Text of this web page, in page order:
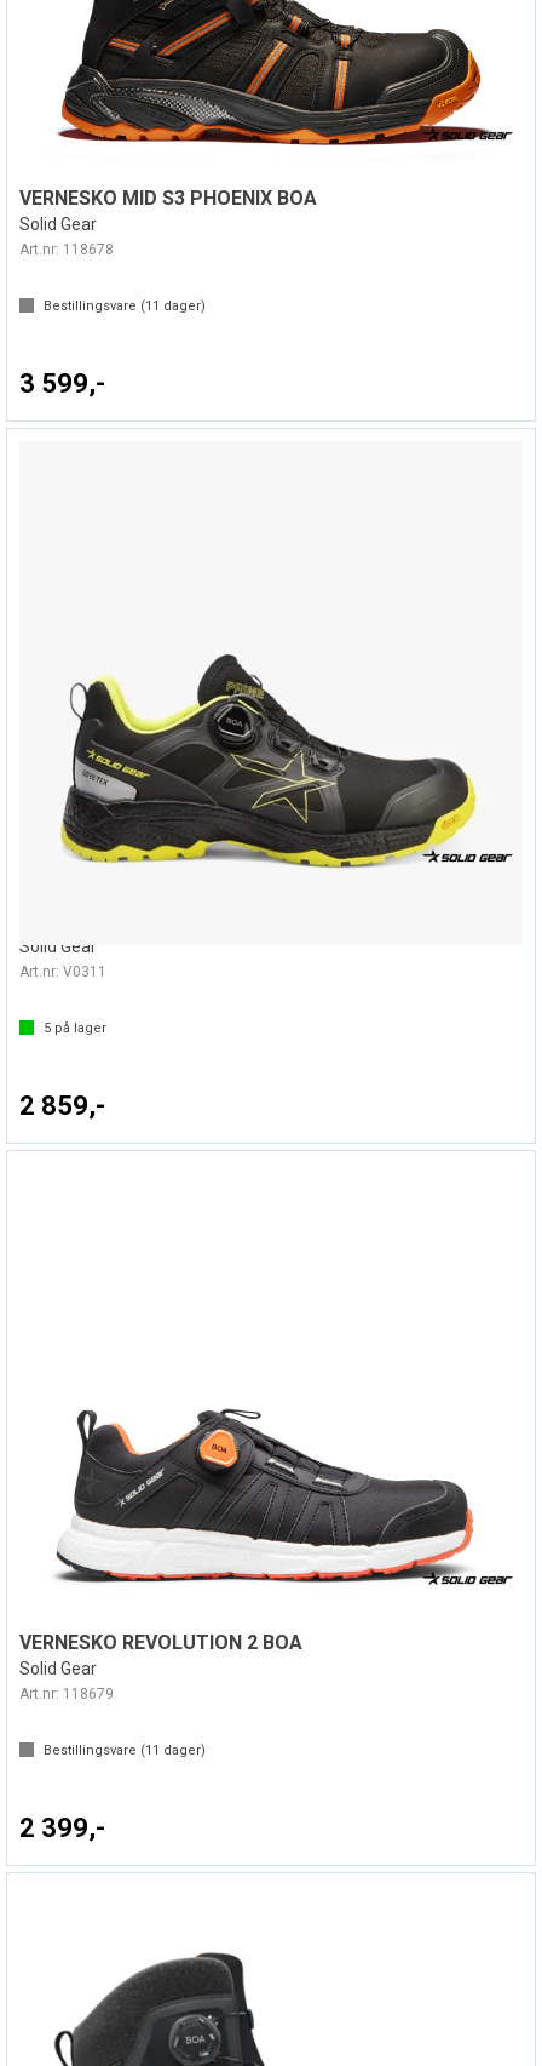
VERNESKO MID S3 PHOENIX BOA
Solid Gear
Art.nr: 118678
Bestillingsvare (11 dager)
3 599,-
Solid Gear
Art.nr: V0311
5 på lager
2 859,-
VERNESKO REVOLUTION 2 BOA
Solid Gear
Art.nr: 118679
Bestillingsvare (11 dager)
2 399,-